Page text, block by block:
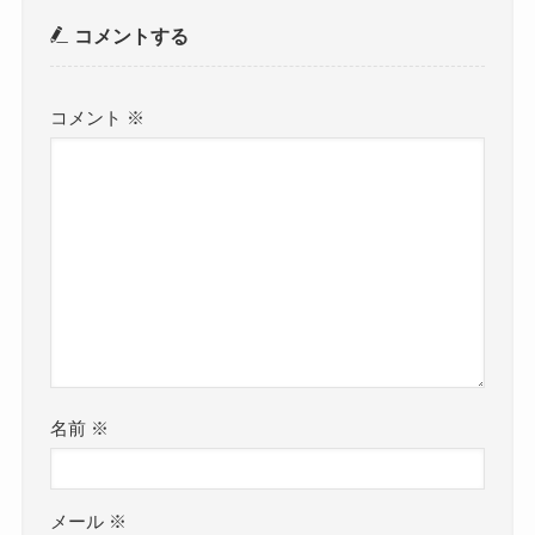
コメントする
コメント ※
名前 ※
メール ※